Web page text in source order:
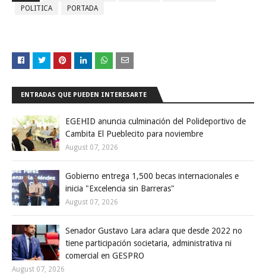
POLITICA
PORTADA
ENTRADAS QUE PUEDEN INTERESARTE
EGEHID anuncia culminación del Polideportivo de
Cambita El Pueblecito para noviembre
August 07, 2026
Gobierno entrega 1,500 becas internacionales e
inicia "Excelencia sin Barreras"
August 07, 2026
Senador Gustavo Lara aclara que desde 2022 no
tiene participación societaria, administrativa ni
comercial en GESPRO
August 07, 2026